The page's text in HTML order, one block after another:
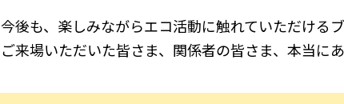
今後も、楽しみながらエコ活動に触れていただける
ご来場いただいた皆さま、関係者の皆さま、本当に